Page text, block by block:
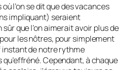
l’on se dit que des vacances
impliquant) seraient
que l’on aimerait avoir plus de
les nôtres, pour simplement
de notre rythme
Cependant, à chaque